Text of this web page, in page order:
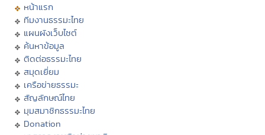
หน้าแรก
ทีมงานธรรมะไทย
แผนผังเว็บไซต์
ค้นหาข้อมูล
ติดต่อธรรมะไทย
สมุดเยี่ยม
เครือข่ายธรรมะ
สัญลักษณ์ไทย
มุมสมาชิกธรรมะไทย
Donation